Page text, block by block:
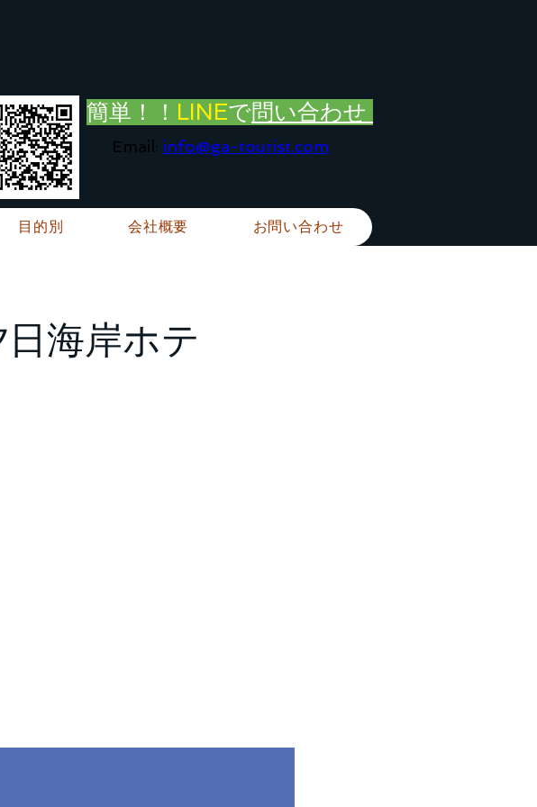
簡単！！ LINEで問い合わせ
Email: info@ga-tourist.com
目的別 会社概要 お問い合わせ
海岸ホテ